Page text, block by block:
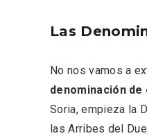
Las
No nos vamos a
denominación
Soria, empieza la
las Arribes del